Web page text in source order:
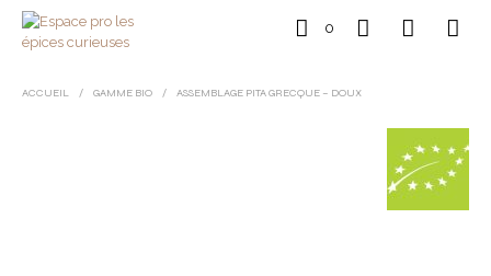
0
ACCUEIL / GAMME BIO / ASSEMBLAGE PITA GRECQUE – DOUX